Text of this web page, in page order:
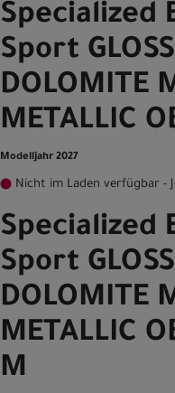
Specialized
Sport GLOSS
DOLOMITE
METALLIC
Modelljahr 2027
Nicht im Laden verfügbar -
Specialized
Sport GLOSS
DOLOMITE
METALLIC
M